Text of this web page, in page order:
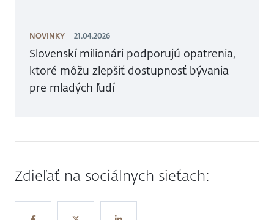
NOVINKY 21.04.2026
Slovenskí milionári podporujú opatrenia,
ktoré môžu zlepšiť dostupnosť bývania
pre mladých ľudí
Zdieľať na sociálnych sieťach: